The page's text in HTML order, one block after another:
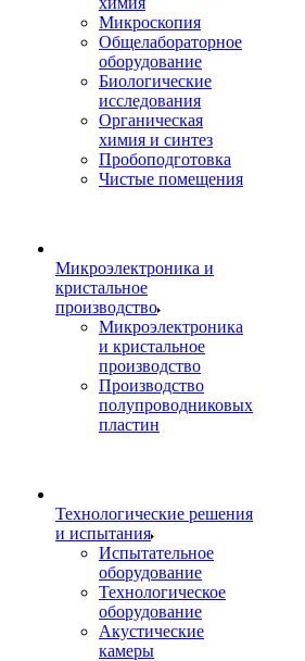
Микроскопия
Общелабораторное
оборудование
Биологические
исследования
Органическая
химия и синтез
Пробоподготовка
Чистые помещения
Микроэлектроника и
кристальное
производство
Микроэлектроника
и кристальное
производство
Производство
полупроводниковых
пластин
Технологические решения
и испытания
Испытательное
оборудование
Технологическое
оборудование
Акустические
камеры